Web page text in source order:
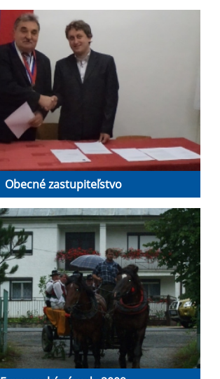
Obecné zastupiteľstvo